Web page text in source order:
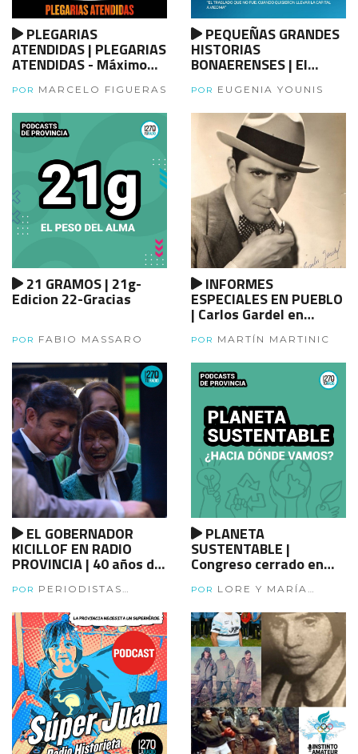
PLEGARIAS
ATENDIDAS | PLEGARIAS
ATENDIDAS - Máximo
POR MARCELO FIGUERAS
PEQUEÑAS GRANDES
HISTORIAS
BONAERENSES | El
traslado que no fue.
Cuando quisieron llevar
la capital a Viedma
POR EUGENIA YOUNIS
21 GRAMOS | 21g-
Edicion 22-Gracias
POR FABIO MASSARO
INFORMES
ESPECIALES EN PUEBLO
| Carlos Gardel en
PUEBLO
POR MARTÍN MARTINIC
EL GOBERNADOR
KICILLOF EN RADIO
PROVINCIA | 40 años de
Democracia, charla con
Axel Kicillof, Taty
Almeida, Estela de
Carlotto, Florencia
Saintout, Matías
Moreno y Marcelo
Figueras
POR
PERIODISTAS
PLANETA
SUSTENTABLE |
Congreso cerrado en
ambiente
POR
LORE Y MARÍA